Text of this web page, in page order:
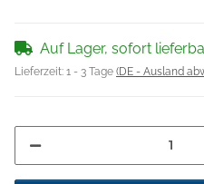
Auf Lager, sofort
Lieferzeit: 1 - 3 Tage (DE - Ausland